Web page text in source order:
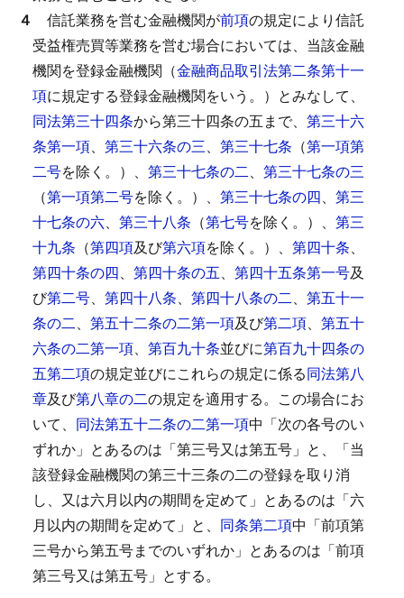
４ 信託業務を営む金融機関が前項の規定により信託
受益権売買等業務を営む場合においては、当該金融
機関を登録金融機関（金融商品取引法第二条第十一
項に規定する登録金融機関をいう。）とみなして、
同法第三十四条から第三十四条の五まで、 第三十六
条第一項、 第三十六条の三、 第三十七条 （第一項第
二号を除く。）、 第三十七条の二、 第三十七条の三
（第一項第二号を除く。）、 第三十七条の四、 第三
十七条の六、 第三十八条 （第七号を除く。）、 第三
十九条 （第四項及び第六項を除く。）、 第四十条、
第四十条の四、 第四十条の五、 第四十五条第一号及
び第二号、 第四十八条、 第四十八条の二、 第五十一
条の二、 第五十二条の二第一項及び第二項、 第五十
六条の二第一項、 第百九十条並びに第百九十四条の
五第二項の規定並びにこれらの規定に係る同法第八
章及び第八章の二の規定を適用する。 この場合にお
いて、 同法第五十二条の二第一項中「次の各号のい
ずれか」とあるのは「第三号又は第五号」と、「当
該登録金融機関の第三十三条の二の登録を取り消
し、又は六月以内の期間を定めて」とあるのは「六
月以内の期間を定めて」と、 同条第二項中「前項第
三号から第五号までのいずれか」とあるのは「前項
第三号又は第五号」とする。